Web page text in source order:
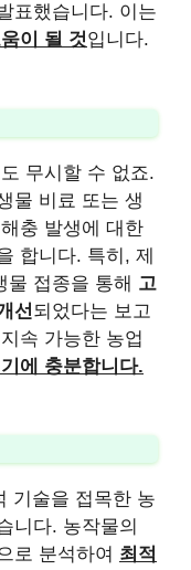
표했습니다. 이는
이 될 것입니다.
무시할 수 없죠.
물 비료 또는 생
충 발생에 대한
합니다. 특히, 제
물 접종을 통해 고
선 되었다는 보고
속 가능한 농업
에 충분합니다.
기술을 접목한 농
니다. 농작물의
로 분석하여 최적